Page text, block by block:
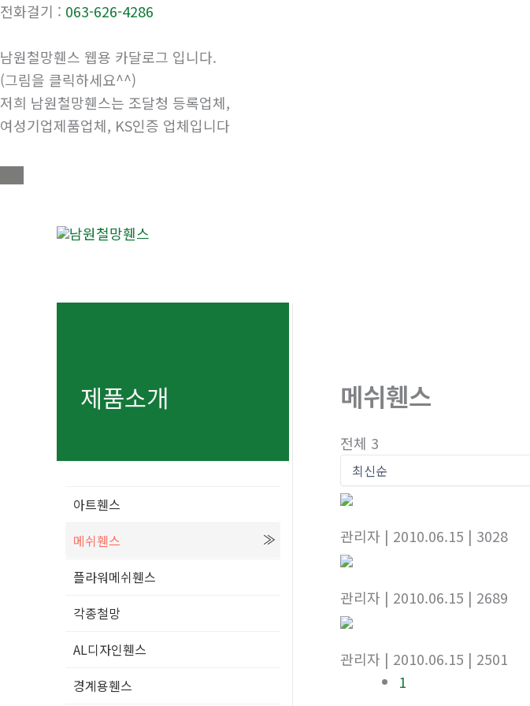
전화걸기 : 063-626-4286
남원철망휀스 웹용 카달로그 입니다.
(그림을 클릭하세요^^)
저희 남원철망휀스는 조달청 등록업체,
여성기업제품업체, KS인증 업체입니다
제품소개
아트휀스
메쉬휀스
플라워메쉬휀스
각종철망
AL디자인휀스
경계용휀스
메쉬휀스
전체 3
관리자 | 2010.06.15 | 3028
관리자 | 2010.06.15 | 2689
관리자 | 2010.06.15 | 2501
1